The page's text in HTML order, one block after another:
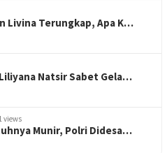
Livina Terungkap, Apa K…
Natsir Sabet Gela…
views
Munir, Polri Didesa…